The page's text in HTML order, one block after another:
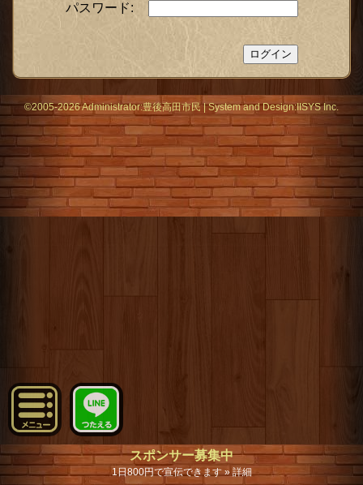
パスワード:
©2005-2026 Administrator:豊後高田市民|Systemand Design:IISYS Inc.
スポンサー募集中
1日800円で宣伝できます » 詳細